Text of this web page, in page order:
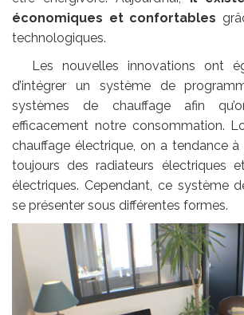
économiques et confortables
technologiques.
Les nouvelles innovations ont
d’intégrer un système de
systèmes de chauffage afin
efficacement notre consommation.
chauffage électrique, on a tendance à
toujours des radiateurs électriques
électriques. Cependant, ce système
se présenter sous différentes formes.